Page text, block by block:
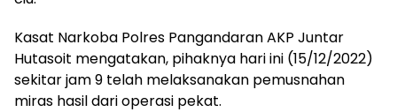
Kasat Narkoba Polres Pangandaran AKP Juntar
Hutasoit mengatakan, pihaknya hari ini (15/12/2022)
sekitar jam 9 telah melaksanakan pemusnahan
miras hasil dari operasi pekat.